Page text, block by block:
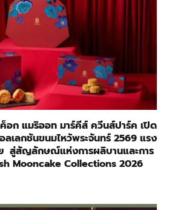
อก แมริออท มาร์คีส์ ควีนส์ปาร์ค เปิด
เลกชันขนมไหว้พระจันทร์ 2569 แรง
สู่สัญลักษณ์แห่งการผลิบานและการ
Mooncake Collections 2026